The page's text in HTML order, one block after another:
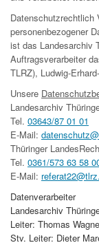
Datenschutzrechtlich
personenbezogener
ist das Landesarchiv
Auftragsverarbeiter
TLRZ), Ludwig-
Unsere
Landesarchiv
Tel. 03643/87 01 01
E-Mail:
Thüringer
Tel. 0361/573 63 58
E-Mail:
Datenverarbeiter
Landesarchiv
Leiter: Thomas
Stv. Leiter: Dieter